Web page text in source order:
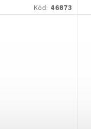
Kód: 46873